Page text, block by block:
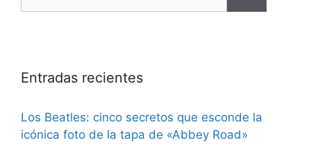
Entradas recientes
Los Beatles: cinco secretos que esconde la
icónica foto de la tapa de «Abbey Road»